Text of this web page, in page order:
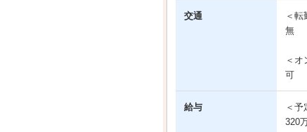
交通
＜転
無
＜オ
可
給与
＜予
320